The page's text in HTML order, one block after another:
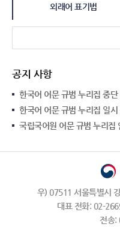
외래어 표기법
공지 사항
한국어 어문 규범 누리집 중단
한국어 어문 규범 누리집 일시
국립국어원 어문 규범 누리집
우) 07511 서울특별시
대표 전화: 02-
전송: